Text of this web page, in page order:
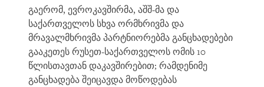
გაერომ, ევროკავშირმა, აშშ-მა და
საქართველოს სხვა ორმხრივმა და
მრავალმხრივმა პარტნიორებმა განცხადებები
გააკეთეს რუსეთ-საქართველოს ომის 10
წლისთავთან დაკავშირებით; რამდენიმე
განცხადება შეიცავდა მოწოდებას